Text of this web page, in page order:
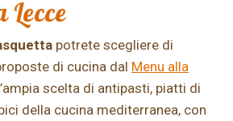
Lecce
potrete scegliere di
di cucina dal Menu alla
scelta di antipasti, piatti di
della cucina mediterranea, con